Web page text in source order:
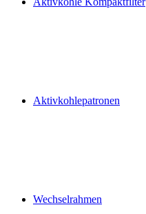
Aktivkohlepatronen
Wechselrahmen